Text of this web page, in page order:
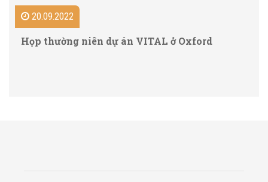
20.09.2022
Họp thường niên dự án VITAL ở Oxford